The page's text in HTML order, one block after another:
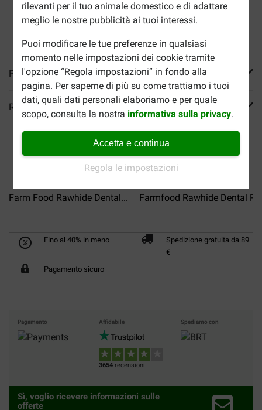
rilevanti per il tuo animale domestico e di adattare
meglio le nostre pubblicità ai tuoi interessi.
Puoi modificare le tue preferenze in qualsiasi
momento nelle impostazioni dei cookie tramite
l'opzione “Regola impostazioni” in fondo alla
pagina. Per saperne di più su come trattiamo i tuoi
dati, quali dati personali elaboriamo e per quale
scopo, consulta la nostra informativa sulla privacy.
Accetta e continua
Regola le impostazioni
Più informazioni
Reviews
Farm Food Rawhide Dental... Farmfood Rawhide Dental
Fino al 40% in meno
Spedizione gratuita da 89
€
Pagamento sicuro
Pagamento Affidabile
3654 recensioni
Spediamo con
Sì, voglio ricevere informazioni sulle
offerte